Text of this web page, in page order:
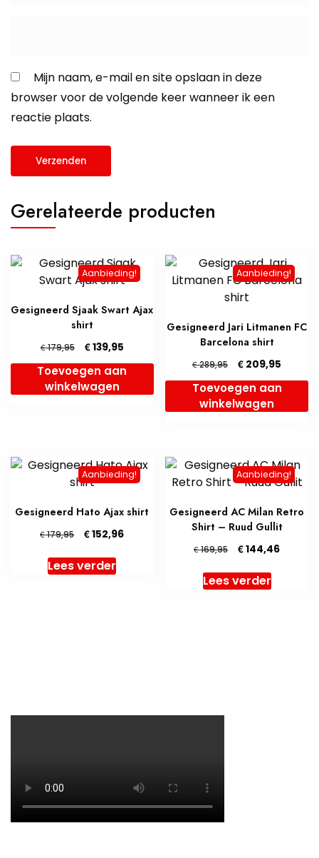
Mijn naam, e-mail en site opslaan in deze
browser voor de volgende keer wanneer ik een
reactie plaats.
Gerelateerde producten
Aanbieding!
Gesigneerd Sjaak Swart Ajax
shirt
€179,95
Oorspronkelijke
prijs
was:
€ 179,95.
€139,95Huidige
prijs
is:
Toevoegen aan
winkelwagen
Aanbieding!
Gesigneerd Jari Litmanen FC
Barcelona shirt
€289,95
Oorspronkelijke
prijs
was:
€ 289,95.
€ 209,95
prijs
is:
Toevoegen aan
winkelwagen
Aanbieding!
Gesigneerd Hato Ajax shirt
€179,95
Oorspronkelijke
was:
€ 179,95.
€152,96Huidige
Lees verder
Aanbieding!
Gesigneerd AC Milan Retro
Shirt – Ruud Gullit
€169,95
Oorspronkelijke
was:
€ 169,95.
€144,46Huidige
Lees verder